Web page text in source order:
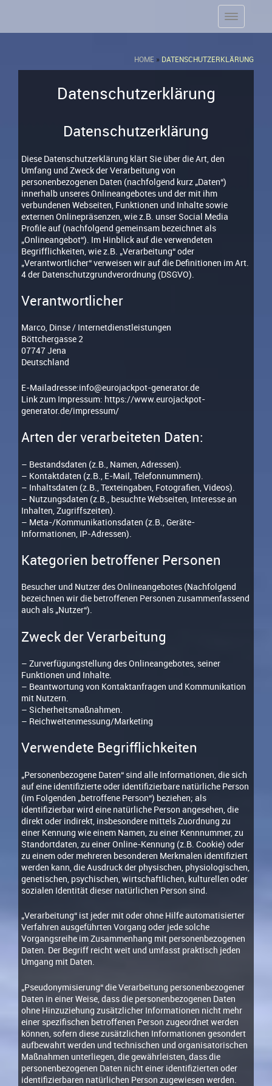
HOME » DATENSCHUTZERKLÄRUNG
Datenschutzerklärung
Datenschutzerklärung
Diese Datenschutzerklärung klärt Sie über die Art, den
Umfang und Zweck der Verarbeitung von
personenbezogenen Daten (nachfolgend kurz „Daten“)
innerhalb unseres Onlineangebotes und der mit ihm
verbundenen Webseiten, Funktionen und Inhalte sowie
externen Onlinepräsenzen, wie z.B. unser Social Media
Profile auf (nachfolgend gemeinsam bezeichnet als
„Onlineangebot“). Im Hinblick auf die verwendeten
Begrifflichkeiten, wie z.B. „Verarbeitung“ oder
„Verantwortlicher“ verweisen wir auf die Definitionen im Art.
4 der Datenschutzgrundverordnung (DSGVO).
Verantwortlicher
Marco, Dinse / Internetdienstleistungen
Böttchergasse 2
07747 Jena
Deutschland
E-Mailadresse:info@eurojackpot-generator.de
Link zum Impressum: https://www.eurojackpot-
generator.de/impressum/
Arten der verarbeiteten Daten:
– Bestandsdaten (z.B., Namen, Adressen).
– Kontaktdaten (z.B., E-Mail, Telefonnummern).
– Inhaltsdaten (z.B., Texteingaben, Fotografien, Videos).
– Nutzungsdaten (z.B., besuchte Webseiten, Interesse an
Inhalten, Zugriffszeiten).
– Meta-/Kommunikationsdaten (z.B., Geräte-
Informationen, IP-Adressen).
Kategorien betroffener Personen
Besucher und Nutzer des Onlineangebotes (Nachfolgend
bezeichnen wir die betroffenen Personen zusammenfassend
auch als „Nutzer“).
Zweck der Verarbeitung
– Zurverfügungstellung des Onlineangebotes, seiner
Funktionen und Inhalte.
– Beantwortung von Kontaktanfragen und Kommunikation
mit Nutzern.
– Sicherheitsmaßnahmen.
– Reichweitenmessung/Marketing
Verwendete Begrifflichkeiten
„Personenbezogene Daten“ sind alle Informationen, die sich
auf eine identifizierte oder identifizierbare natürliche Person
(im Folgenden „betroffene Person“) beziehen; als
identifizierbar wird eine natürliche Person angesehen, die
direkt oder indirekt, insbesondere mittels Zuordnung zu
einer Kennung wie einem Namen, zu einer Kennnummer, zu
Standortdaten, zu einer Online-Kennung (z.B. Cookie) oder
zu einem oder mehreren besonderen Merkmalen identifiziert
werden kann, die Ausdruck der physischen, physiologischen,
genetischen, psychischen, wirtschaftlichen, kulturellen oder
sozialen Identität dieser natürlichen Person sind.
„Verarbeitung“ ist jeder mit oder ohne Hilfe automatisierter
Verfahren ausgeführten Vorgang oder jede solche
Vorgangsreihe im Zusammenhang mit personenbezogenen
Daten. Der Begriff reicht weit und umfasst praktisch jeden
Umgang mit Daten.
„Pseudonymisierung“ die Verarbeitung personenbezogener
Daten in einer Weise, dass die personenbezogenen Daten
ohne Hinzuziehung zusätzlicher Informationen nicht mehr
einer spezifischen betroffenen Person zugeordnet werden
können, sofern diese zusätzlichen Informationen gesondert
aufbewahrt werden und technischen und organisatorischen
Maßnahmen unterliegen, die gewährleisten, dass die
personenbezogenen Daten nicht einer identifizierten oder
identifizierbaren natürlichen Person zugewiesen werden.